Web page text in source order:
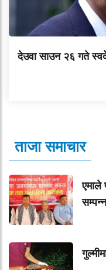
देउवा साउन २६ गते
ताजा समाचार
एमाले
सम्पन्न